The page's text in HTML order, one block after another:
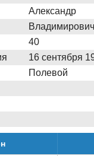
Александр
Владимирович
40
16 сентября
Полевой